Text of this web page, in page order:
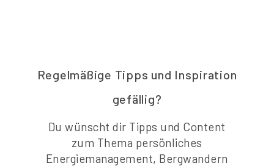
Regelmäßige Tipps und Inspiration
gefällig?
Du wünscht dir Tipps und Content
zum Thema persönliches
Energiemanagement, Bergwandern